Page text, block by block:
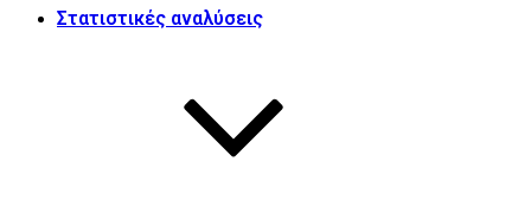
Στατιστικές αναλύσεις